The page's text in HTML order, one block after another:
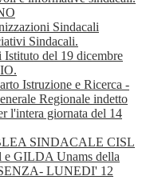
Sindacali
Sindacali.
del 19 dicembre
Istruzione e Ricerca -
Regionale indetto
l'intera giornata del 14
SINDACALE CISL
GILDA Unams della
LUNEDI' 12